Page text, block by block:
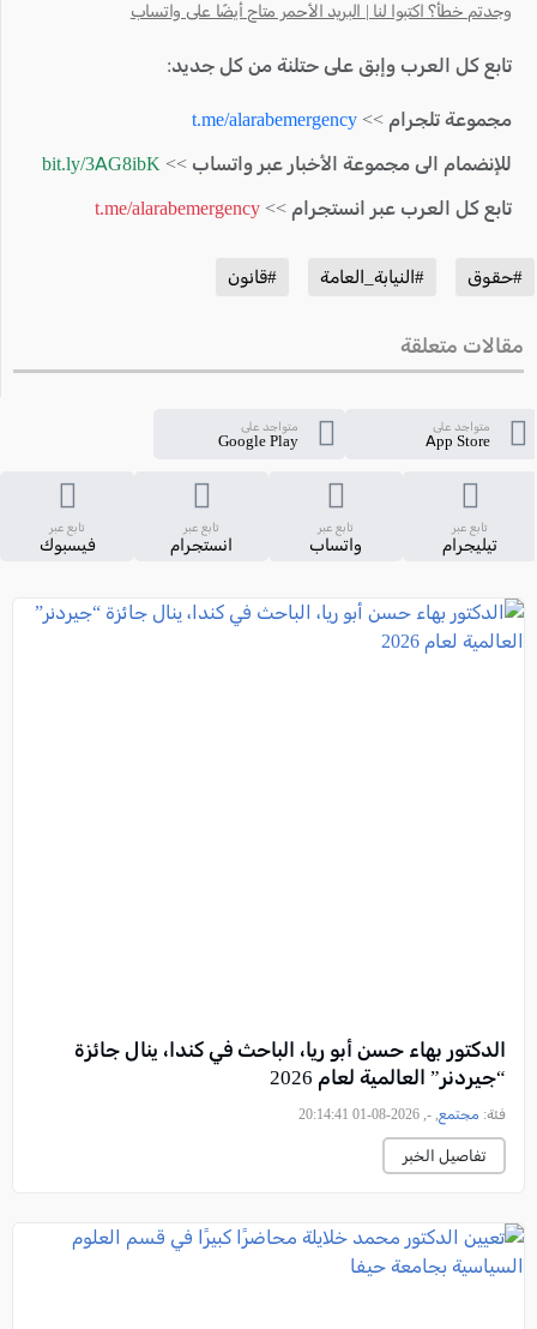
وجدتم خطأ؟ اكتبوا لنا | البريد الأحمر متاح أيضًا على واتساب
تابع كل العرب وإبق على حتلنة من كل جديد:
مجموعة تلجرام >> t.me/alarabemergency
للإنضمام الى مجموعة الأخبار عبر واتساب >> bit.ly/3AG8ibK
تابع كل العرب عبر انستجرام >> t.me/alarabemergency
#حقوق #النيابة_العامة #قانون
مقالات متعلقة
متواجد على
App Store
متواجد على
Google Play
تابع عبر
تيليجرام
تابع عبر
واتساب
تابع عبر
انستجرام
تابع عبر
فيسبوك
الدكتور بهاء حسن أبو ريا، الباحث في كندا، ينال جائزة
“جيردنر” العالمية لعام 2026
فئة: مجتمع, -, 2026-08-01 20:14:41
تفاصيل الخبر